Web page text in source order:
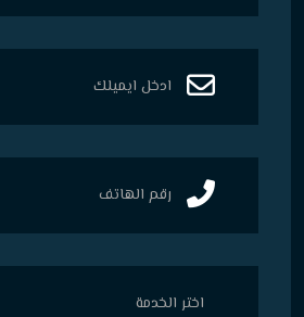
اختر الخدمة